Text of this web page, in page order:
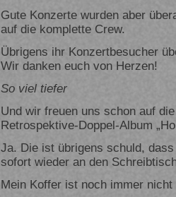
Gute Konzerte wurden aber
auf die komplette Crew.
Übrigens ihr Konzertbesucher
Wir danken euch von Herzen!
So viel tiefer
Und wir freuen uns schon auf
Retrospektive-Doppel-Album
Ja. Die ist übrigens schuld,
sofort wieder an den
Mein Koffer ist noch immer